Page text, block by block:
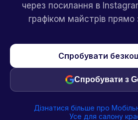
через посилання в
графіком майстрів прямо
Спробувати
Спробувати з
Дізнатися більше про
Усе для салону